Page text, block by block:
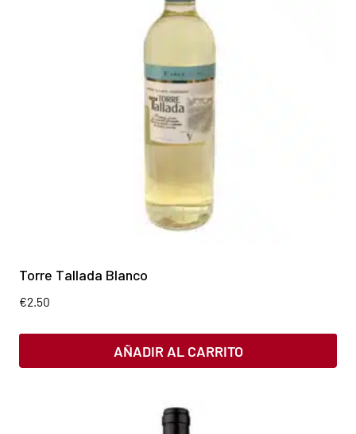
Torre Tallada Blanco
€2.50
AÑADIR AL CARRITO